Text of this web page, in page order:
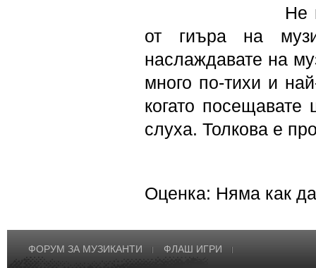
Не
от гиъра на
наслаждавате на
много по-тихи и
когато
слуха. Толкова е
Оценка: Няма как
ФОРУМ ЗА МУЗИКАНТИ ФЛАШ ИГРИ